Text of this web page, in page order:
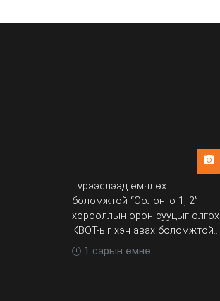
Түрээслээд өмчлөх
боломжтой “Солонго 1, 2”
хорооллын орон сууцыг олгох
КВОТ-ыг хэн авах боломжтой
вэ 1 сарын өмнө